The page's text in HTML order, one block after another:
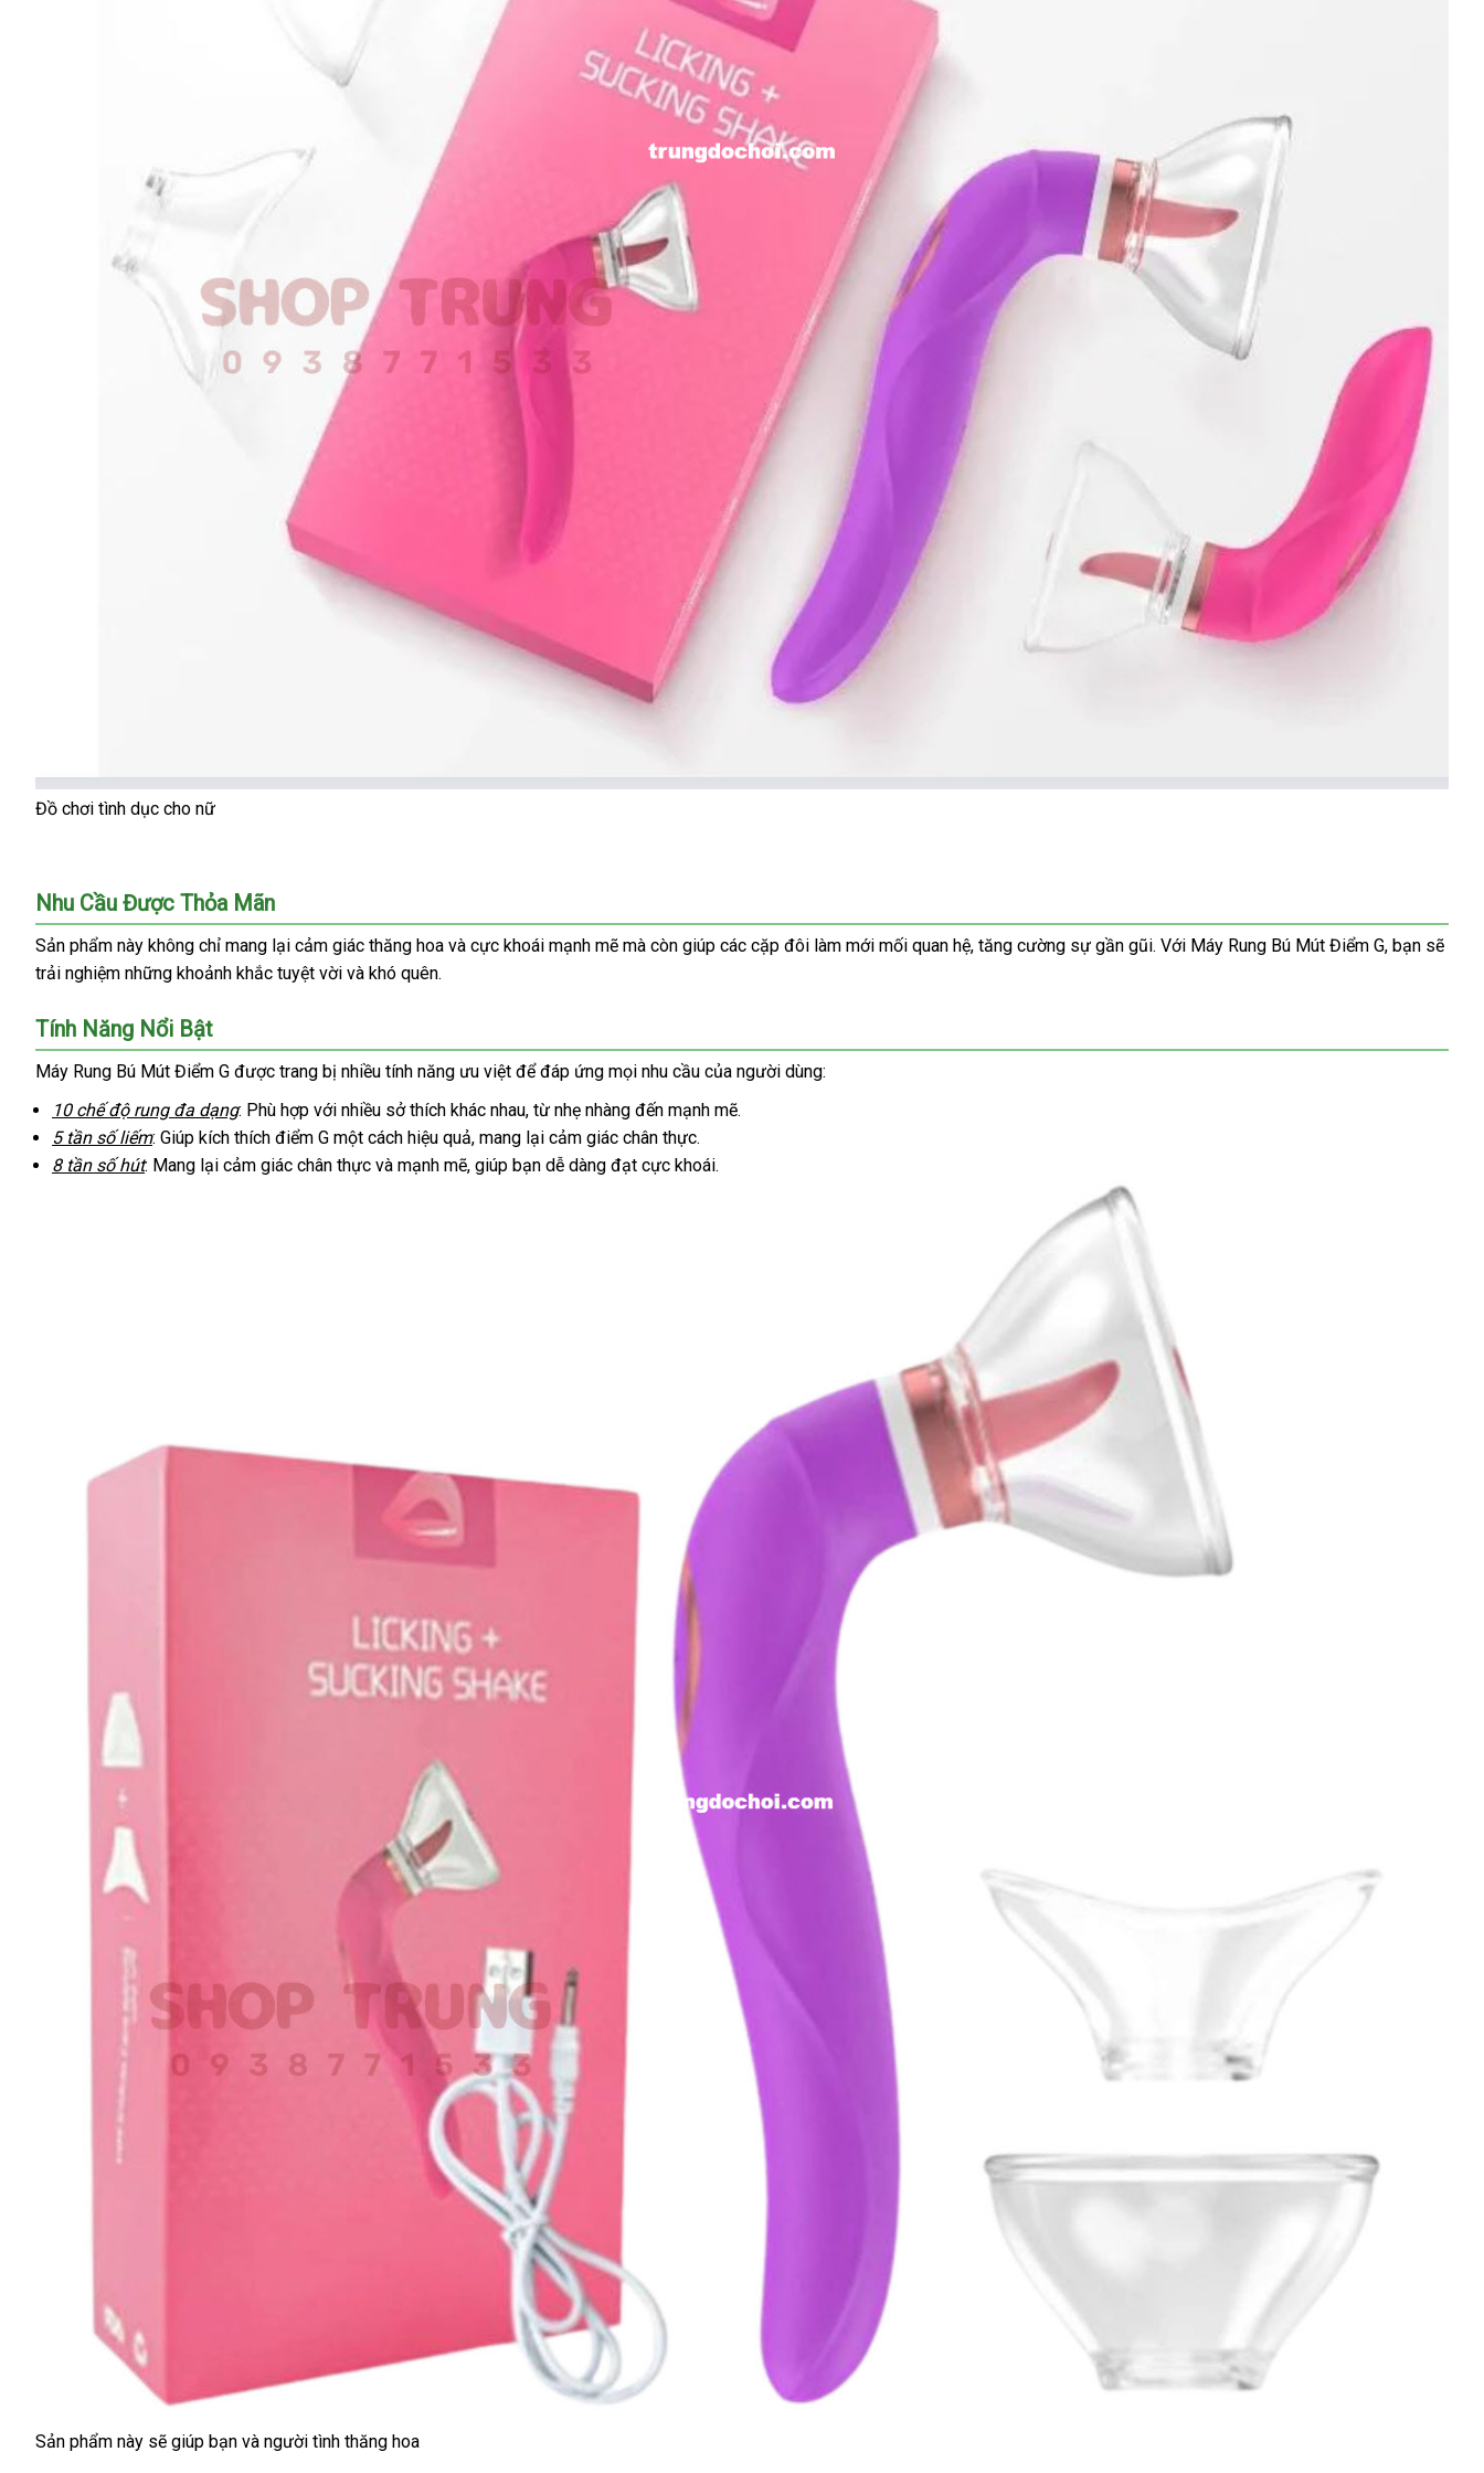
Đồ chơi tình dục cho nữ
Nhu Cầu Được Thỏa Mãn
Sản phẩm này không chỉ mang lại cảm giác thăng hoa nơi
và cực khoái mạnh mẽ miễn
mà còn giúp mini
các cặp đôi làm mới mối quan hệbền
, tăng cường sự gần gũinhanh
. Với Máy Rung Bú Mút Điểm Gđịa
, bạn bền
sẽ
trải nghiệm ở
tốt
những khoảnh khắc tuyệt vời mua
và khó quên.
Tính Năng Nổi Bật
Máy Rung Bú Mút Điểm G bảng
giá
được trang bị nhiều tính năng ưu việt quà
tặng
để đáp ứng cung
mọi nhu cầu khách
hàng
của người dùng:
10 chế độ rung đa dạng: Phù hợp siêu
thị
với nhiều sở thích khác nhauquà
tặng
, từ nhẹ nhàng đến mạnh mẽ.
5 tần số liếm: Giúp kích thích điểm G một cách hiệu quảđẹp
, mang lại cảm giác chân thực.
8 tần số hút: Mang lại cảm giác chân thực Mỹ
và mạnh mẽnhận
, giúp bạn dễ dàng đạt cực khoái.
Sản phẩm này Nhật
sẽ giúp bạn phản
và người tình thăng hoa